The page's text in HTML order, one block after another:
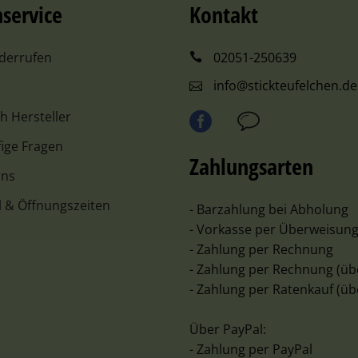
Hersteller
Fragen
& Öffnungszeiten
Kontakt
02051-250639
info@stickteufelchen.de
Zahlungsarten
- Barzahlung bei Abholung
- Vorkasse per
- Zahlung per Rechnung
- Zahlung per Rechnung
- Zahlung per Ratenkauf
Über PayPal:
- Zahlung per PayPal